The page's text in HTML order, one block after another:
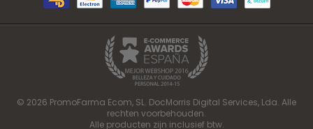
© 2026 PromoFarma Ecom, SL. DocMorris Digital Services, Lda. Alle
rechten voorbehouden.
Alle producten zijn inclusief btw.